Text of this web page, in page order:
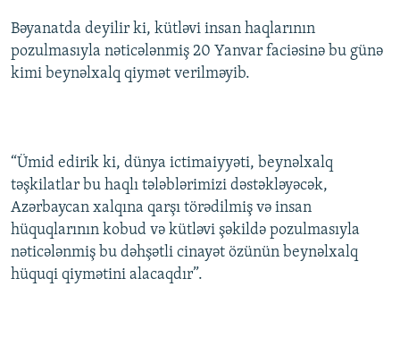
İZ - MƏDƏNIYYƏT PROQRAMI
MATERIALLARIMIZDAN ISTIFADƏ
AZADLIQRADIOSU MOBIL TELEFONUNUZDA
BIZIMLƏ ƏLAQƏ
RFE/RL-in bütün saytları
Bəyanatda deyilir ki, kütləvi insan haqlarının
pozulmasıyla nəticələnmiş 20 Yanvar faciəsinə bu günə
kimi beynəlxalq qiymət verilməyib.
“Ümid edirik ki, dünya ictimaiyyəti, beynəlxalq
təşkilatlar bu haqlı tələblərimizi dəstəkləyəcək,
Azərbaycan xalqına qarşı törədilmiş və insan
hüquqlarının kobud və kütləvi şəkildə pozulmasıyla
nəticələnmiş bu dəhşətli cinayət özünün beynəlxalq
hüquqi qiymətini alacaqdır”.